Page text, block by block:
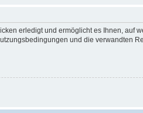
erledigt und ermöglicht es Ihnen, auf
und die verwandten